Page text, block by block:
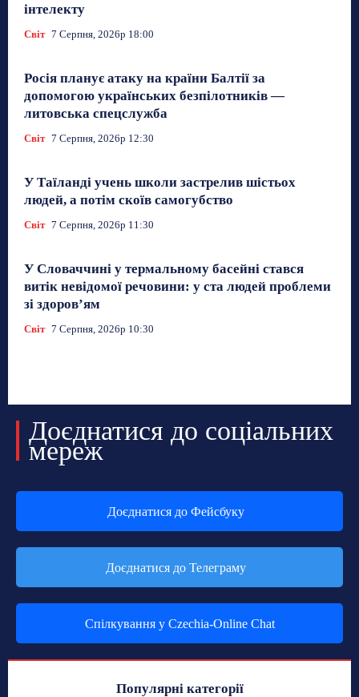
інтелекту
Світ 7 Серпня, 2026р 18:00
Росія планує атаку на країни Балтії за
допомогою українських безпілотників —
литовська спецслужба
Світ 7 Серпня, 2026р 12:30
У Таїланді учень школи застрелив шістьох
людей, а потім скоїв самогубство
Світ 7 Серпня, 2026р 11:30
У Словаччині у термальному басейні стався
витік невідомої речовини: у ста людей проблеми
зі здоров’ям
Світ 7 Серпня, 2026р 10:30
Доєднатися до соціальних
мереж
Доєднатися до Фейсбуку
Доєднатися до Телеграму
Спілкування у Czechia-Online Chat
Популярні категорії